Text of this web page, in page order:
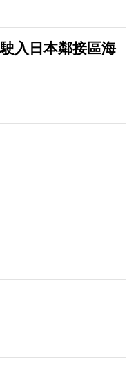
入日本鄰接區海